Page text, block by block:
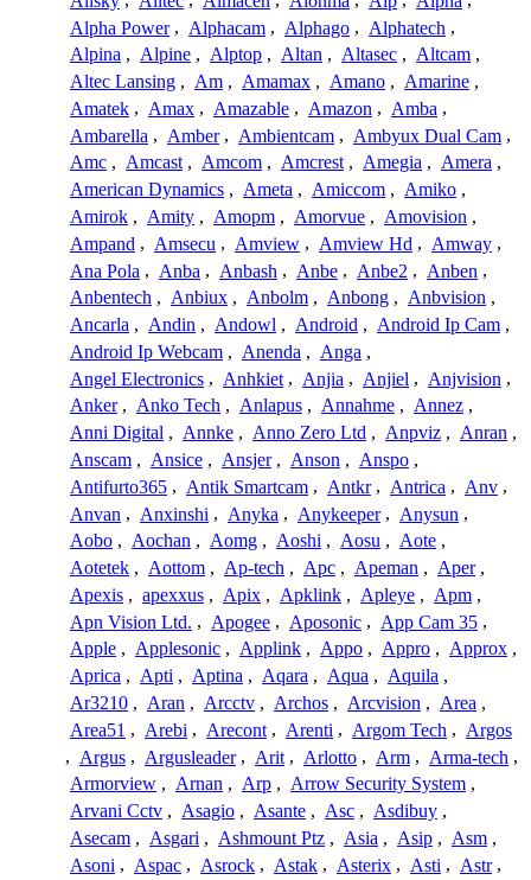
Alpha Power , Alphacam , Alphago , Alphatech ,
Alpina , Alpine , Alptop , Altan , Altasec , Altcam ,
Altec Lansing , Am , Amamax , Amano , Amarine ,
Amatek , Amax , Amazable , Amazon , Amba ,
Ambarella , Amber , Ambientcam , Ambyux Dual Cam ,
Amc , Amcast , Amcom , Amcrest , Amegia , Amera ,
American Dynamics , Ameta , Amiccom , Amiko ,
Amirok , Amity , Amopm , Amorvue , Amovision ,
Ampand , Amsecu , Amview , Amview Hd , Amway ,
Ana Pola , Anba , Anbash , Anbe , Anbe2 , Anben ,
Anbentech , Anbiux , Anbolm , Anbong , Anbvision ,
Ancarla , Andin , Andowl , Android , Android Ip Cam ,
Android Ip Webcam , Anenda , Anga ,
Angel Electronics , Anhkiet , Anjia , Anjiel , Anjvision ,
Anker , Anko Tech , Anlapus , Annahme , Annez ,
Anni Digital , Annke , Anno Zero Ltd , Anpviz , Anran ,
Anscam , Ansice , Ansjer , Anson , Anspo ,
Antifurto365 , Antik Smartcam , Antkr , Antrica , Anv ,
Anvan , Anxinshi , Anyka , Anykeeper , Anysun ,
Aobo , Aochan , Aomg , Aoshi , Aosu , Aote ,
Aotetek , Aottom , Ap-tech , Apc , Apeman , Aper ,
Apexis , apexxus , Apix , Apklink , Apleye , Apm ,
Apn Vision Ltd. , Apogee , Aposonic , App Cam 35 ,
Apple , Applesonic , Applink , Appo , Appro , Approx ,
Aprica , Apti , Aptina , Aqara , Aqua , Aquila ,
Ar3210 , Aran , Arcctv , Archos , Arcvision , Area ,
Area51 , Arebi , Arecont , Arenti , Argom Tech , Argos
, Argus , Argusleader , Arit , Arlotto , Arm , Arma-tech ,
Armorview , Arnan , Arp , Arrow Security System ,
Arvani Cctv , Asagio , Asante , Asc , Asdibuy ,
Asecam , Asgari , Ashmount Ptz , Asia , Asip , Asm ,
Asoni , Aspac , Asrock , Astak , Asterix , Asti , Astr ,